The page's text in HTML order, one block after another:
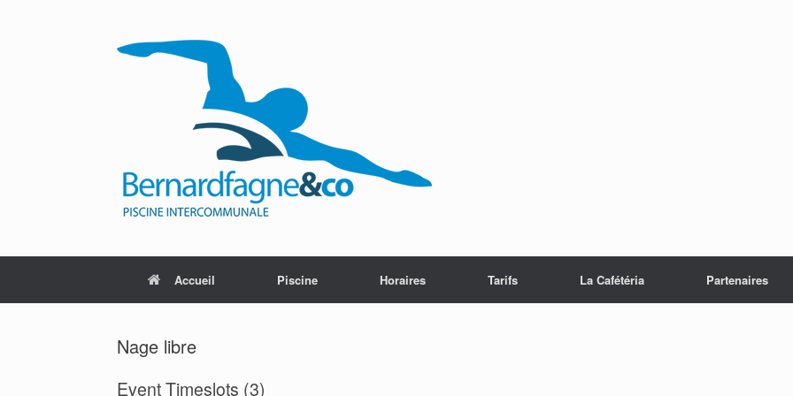
Accueil Piscine Horaires Tarifs La Cafétéria Partenaires
Nage libre
Event Timeslots (3)